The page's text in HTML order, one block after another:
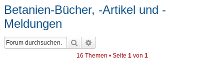
Betanien-Bücher, -Artikel und -
Meldungen
Suche
16 Themen • Seite 1von 1